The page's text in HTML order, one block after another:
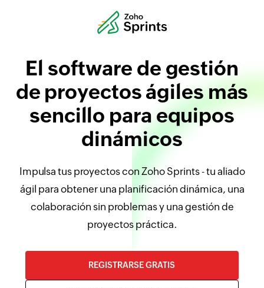
El software de gestión
de proyectos ágiles más
sencillo para equipos
dinámicos
Impulsa tus proyectos con Zoho Sprints - tu aliado
ágil para obtener una planificación dinámica, una
colaboración sin problemas y una gestión de
proyectos práctica.
REGISTRARSE GRATIS